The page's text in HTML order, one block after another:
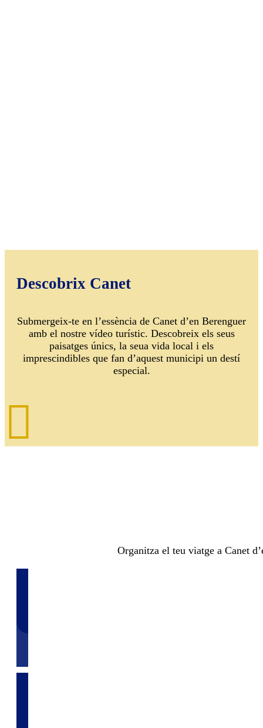
Descobrix Canet
Submergeix-te en l’essència de Canet d’en Berenguer
amb el nostre vídeo turístic. Descobreix els seus
paisatges únics, la seua vida local i els
imprescindibles que fan d’aquest municipi un destí
especial.
Organitza el teu viatge a Canet